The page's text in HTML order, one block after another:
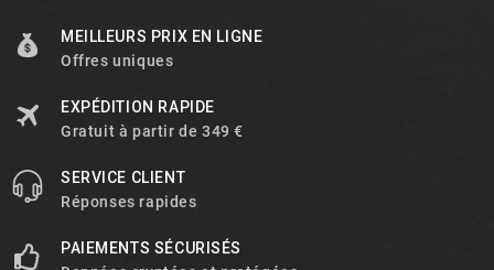
MEILLEURS PRIX EN LIGNE
Offres uniques
EXPÉDITION RAPIDE
Gratuit à partir de 349 €
SERVICE CLIENT
Réponses rapides
PAIEMENTS SÉCURISÉS